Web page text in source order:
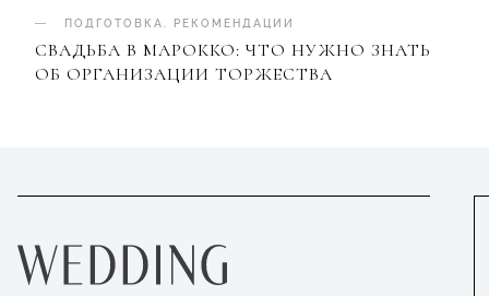
ПОДГОТОВКА РЕКОМЕНДАЦИИ
СВАДЬБА В МАРОККО: ЧТО НУЖНО ЗНАТЬ
ОБ ОРГАНИЗАЦИИ ТОРЖЕСТВА